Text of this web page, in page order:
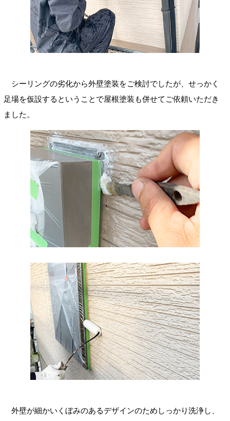
シーリングの劣化から外壁塗装をご検討でしたが、せっかく
足場を仮設するということで屋根塗装も併せてご依頼いただき
ました。
外壁が細かいくぼみのあるデザインのためしっかり洗浄し、